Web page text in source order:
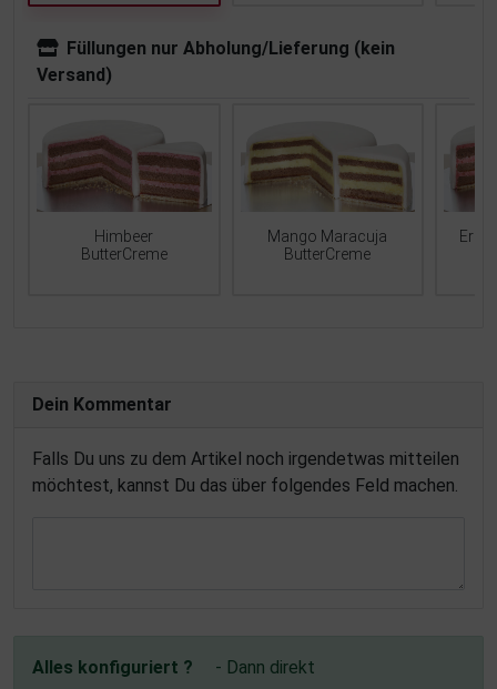
Füllungen nur Abholung/Lieferung (kein
Versand)
Himbeer
ButterCreme
Mango Maracuja
ButterCreme
Dein Kommentar
Falls Du uns zu dem Artikel noch irgendetwas mitteilen
möchtest, kannst Du das über folgendes Feld machen.
Alles konfiguriert ? - Dann direkt